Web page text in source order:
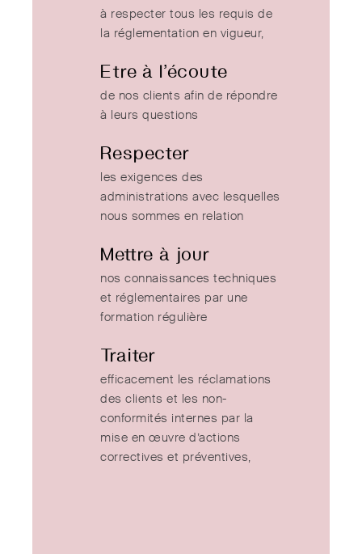
à respecter tous les requis de
la réglementation en vigueur,
Etre à l’écoute
de nos clients afin de répondre
à leurs questions
Respecter
les exigences des
administrations avec lesquelles
nous sommes en relation
Mettre à jour
nos connaissances techniques
et réglementaires par une
formation régulière
Traiter
efficacement les réclamations
des clients et les non-
conformités internes par la
mise en œuvre d’actions
correctives et préventives,